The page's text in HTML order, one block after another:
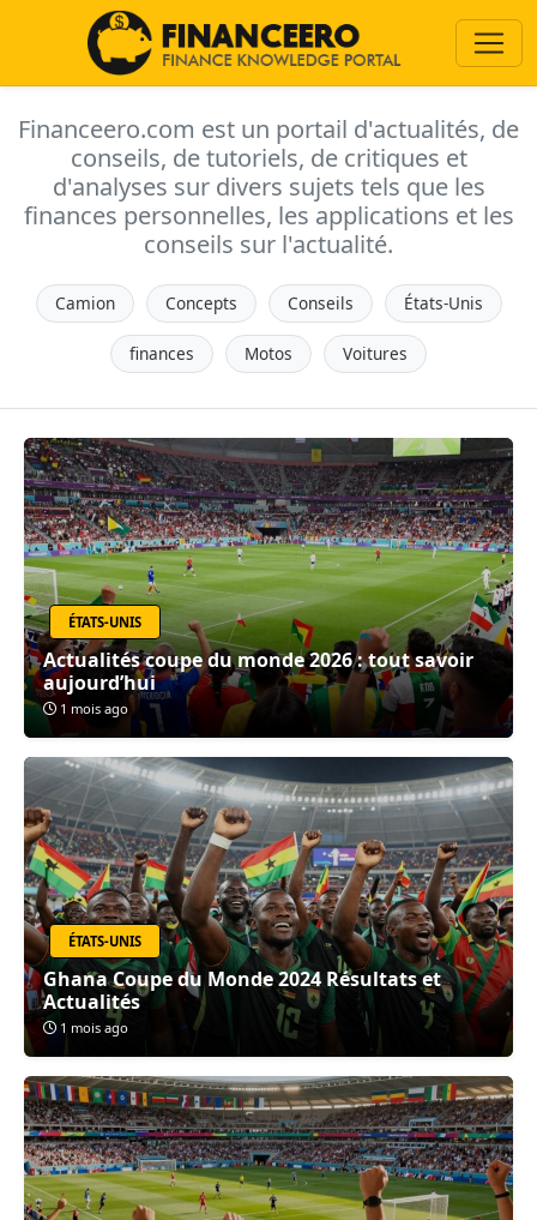
Financeero.com est un portail d'actualités, de
conseils, de tutoriels, de critiques et
d'analyses sur divers sujets tels que les
finances personnelles, les applications et les
conseils sur l'actualité.
Camion Concepts Conseils États-Unis
finances Motos Voitures
ÉTATS-UNIS
Actualités coupe du monde 2026 : tout savoir
aujourd’hui
1 mois ago
ÉTATS-UNIS
Ghana Coupe du Monde 2024 Résultats et
Actualités
1 mois ago